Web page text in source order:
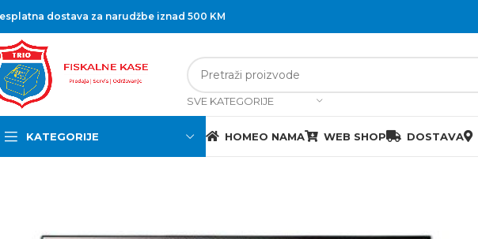
dostava za narudžbe iznad 500 KM
SVE KATEGORIJE
KATEGORIJE HOMEO NAMA WEB SHOP DOSTAVA